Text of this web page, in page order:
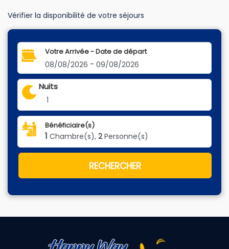
Vérifier la disponibilité de votre séjours
Votre Arrivée - Date de départ
08/08/2026 - 09/08/2026
Nuits
1
Bénéficiaire(s)
1 Chambre(s), 2Personne(s)
RECHERCHER